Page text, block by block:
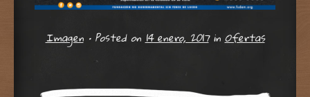
Imagen • Posted on14 enero, 2017 inOfertas